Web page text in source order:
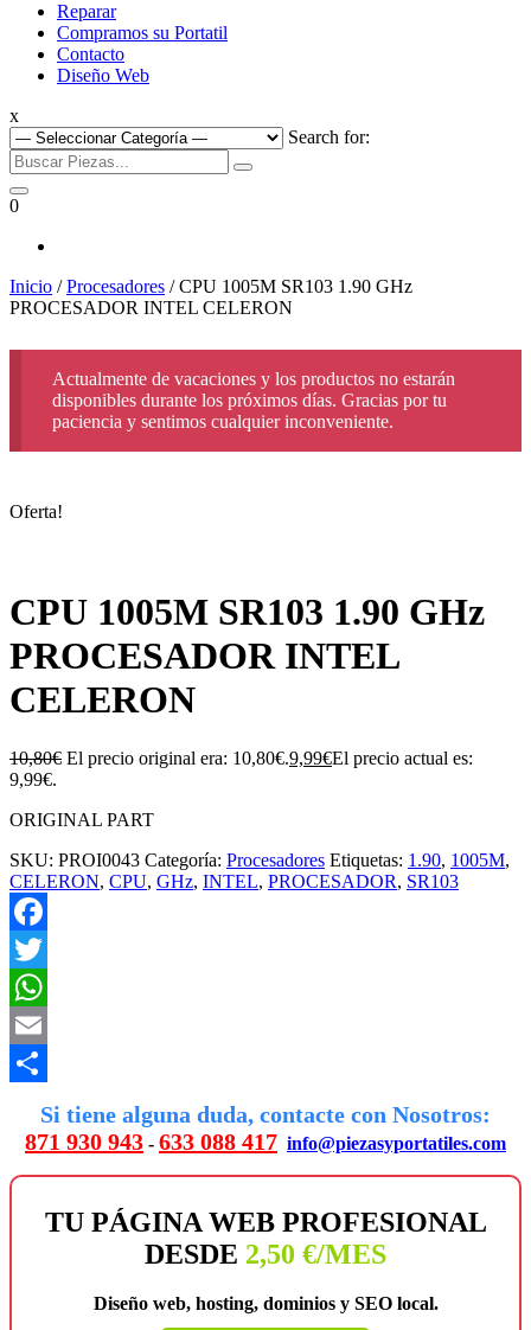
Reparar
Compramos su Portatil
Contacto
Diseño Web
x
Search for:
0
Inicio /Procesadores / CPU 1005M SR103 1.90 GHz
PROCESADOR INTEL CELERON
Actualmente de vacaciones y los productos no estarán
disponibles durante los próximos días. Gracias por tu
paciencia y sentimos cualquier inconveniente.
Oferta!
CPU 1005M SR103 1.90 GHz
PROCESADOR INTEL
CELERON
10,80€ El precio original era: 10,80€.9,99€El precio actual es:
9,99€.
ORIGINAL PART
SKU: PROI0043 Categoría: Procesadores Etiquetas: 1.90, 1005M,
CELERON, CPU, GHz, INTEL, PROCESADOR, SR103
Facebook
Twitter
WhatsApp
Email
Si tiene alguna duda, contacte con Nosotros:
871 930 943 - 633 088 417 info@piezasyportatiles.com
TU PÁGINA WEB PROFESIONAL
DESDE 2,50 €/MES
Diseño web, hosting, dominios y SEO local.